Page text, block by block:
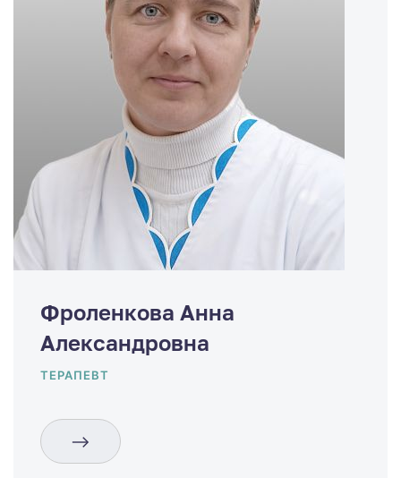
Фроленкова Анна
Александровна
ТЕРАПЕВТ